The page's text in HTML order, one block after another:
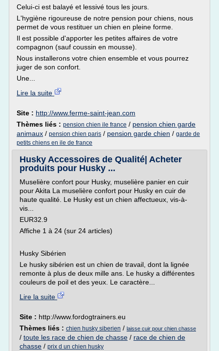
Celui-ci est balayé et lessivé tous les jours.
L'hygiène rigoureuse de notre pension pour chiens, nous
permet de vous restituer un chien en pleine forme.
Il est possible d'apporter les petites affaires de votre
compagnon (sauf coussin en mousse).
Nous installerons votre chien ensemble et vous pourrez
juger de son confort.
Une...
Lire la suite
Site : http://www.ferme-saint-jean.com
Thèmes liés : pension chien ile france / pension chien garde
animaux / pension chien paris / pension garde chien / garde de
petits chiens en ile de france
Husky Accessoires de Qualité| Acheter
produits pour Husky ...
Muselière confort pour Husky, muselière panier en cuir
pour Akita La muselière confort pour Husky en cuir de
haute qualité. Le Husky est un chien affectueux, vis-à-
vis...
EUR32.9
Affiche 1 à 24 (sur 24 articles)
Husky Sibérien
Le husky sibérien est un chien de travail, dont la lignée
remonte à plus de deux mille ans. Le husky a différentes
couleurs de poil et des yeux. Le caractère...
Lire la suite
Site : http://www.fordogtrainers.eu
Thèmes liés : chien husky siberien / laisse cuir pour chien chasse
/ toute les race de chien de chasse / race de chien de
chasse / prix d un chien husky